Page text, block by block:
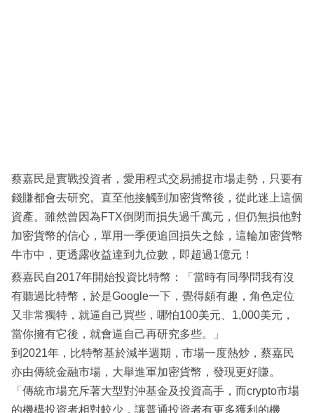
區
蔡嘉民是實戰投資者，愛用程式交易捕捉市場走勢，只要有
錢賺都會去研究。直至他接觸到加密貨幣後，從此迷上這個
資產。雖然曾因為FTX倒閉而損失過千萬元，但仍無損他對
加密貨幣的信心，單用一季便追回損失之餘，這輪加密貨幣
牛市中，更透露收益達到九位數，即超過1億元！
蔡嘉民自2017年開始投資比特幣：「當時有同學問我有沒
有聽過比特幣，於是Google一下，覺得頗有趣，角色定位
又非常獨特，就逼自己買些，哪怕100美元、1,000美元，
當你擁有它後，就會逼自己再研究多些。」
到2021年，比特幣基於減半週期，市場一度熱炒，蔡嘉民
亦由傳統金融市場，大舉進軍加密貨幣，發現更好賺。
「傳統市場充斥著大型對沖基金及投資高手，而crypto市場
的機構投資者相對較少，讓普通投資者有更多獲利的機